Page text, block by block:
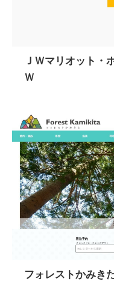
ＪＷマリオット・
Ｗ
フォレストかみき